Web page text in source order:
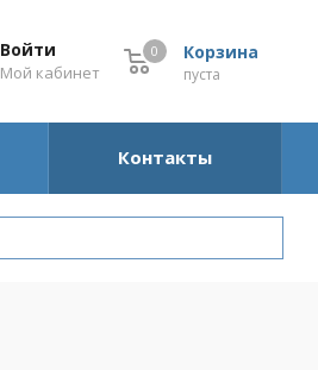
Корзина
0
пуста
0
Войти
Мой кабинет
Контакты